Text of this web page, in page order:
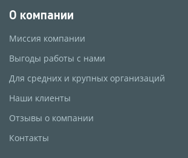
О компании
Миссия компании
Выгоды работы с нами
Для средних и крупных организаций
Наши клиенты
Отзывы о компании
Контакты